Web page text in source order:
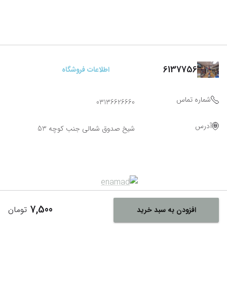
افزودن به سبد خرید 7,500 تومان
6137756 اطلاعات فروشگاه
شماره تماس 03136626660
آدرس شیخ صدوق شمالی جنب کوچه 53